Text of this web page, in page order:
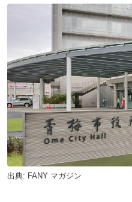
出典: FANY マガジン